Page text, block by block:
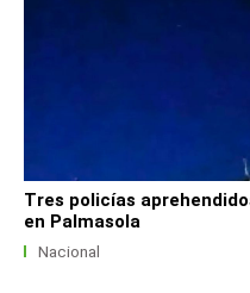
Tres policías
en Palmasola
Nacional